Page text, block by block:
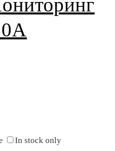
In stock only